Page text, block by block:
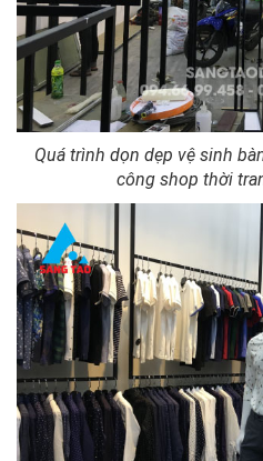
Quá trình dọn dẹp vệ sinh
công shop thời